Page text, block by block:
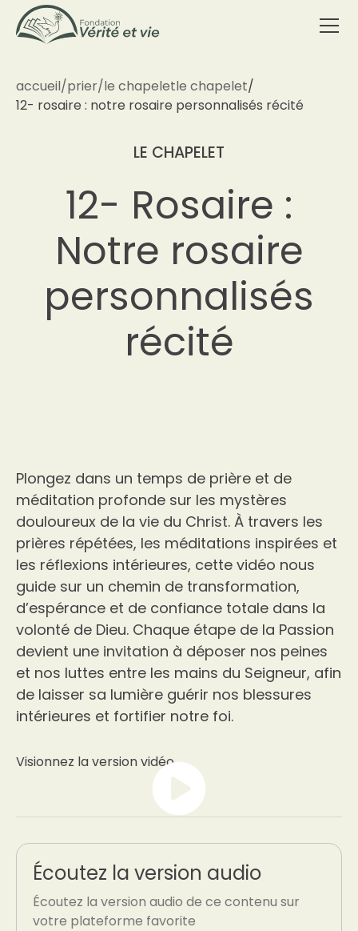
accueil/prier/le chapeletle chapelet/
12- rosaire : notre rosaire personnalisés récité
LE CHAPELET
12- Rosaire :
Notre rosaire
personnalisés
récité
Plongez dans un temps de prière et de
méditation profonde sur les mystères
douloureux de la vie du Christ. À travers les
prières répétées, les méditations inspirées et
les réflexions intérieures, cette vidéo nous
guide sur un chemin de transformation,
d’espérance et de confiance totale dans la
volonté de Dieu. Chaque étape de la Passion
devient une invitation à déposer nos peines
et nos luttes entre les mains du Seigneur, afin
de laisser sa lumière guérir nos blessures
intérieures et fortifier notre foi.
Visionnez la version vidéo
Écoutez la version audio
Écoutez la version audio de ce contenu sur
votre plateforme favorite